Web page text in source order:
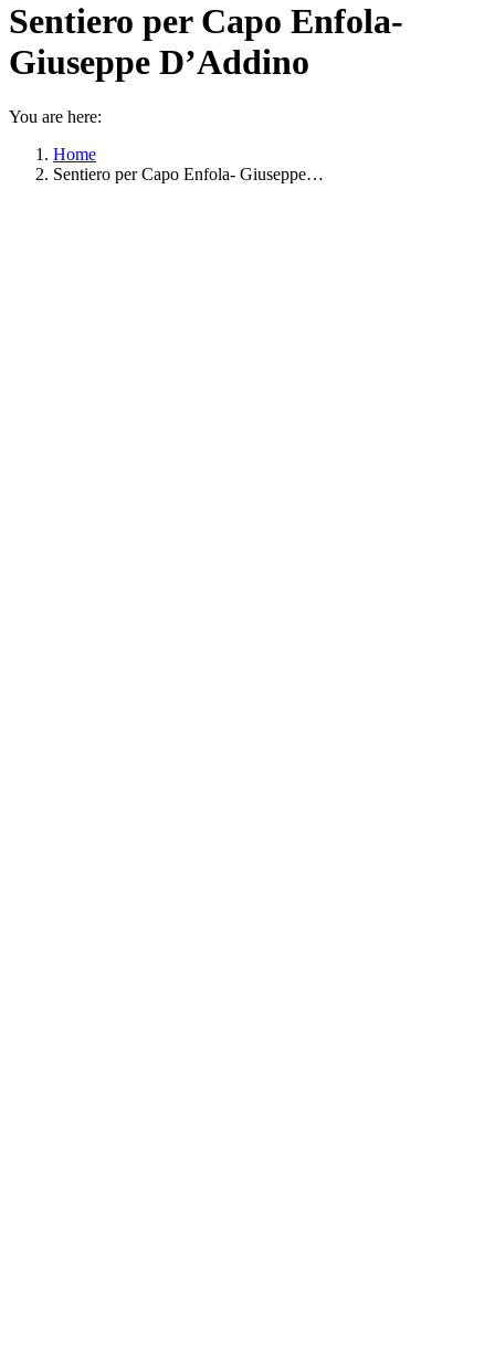
Sentiero per Capo Enfola-
Giuseppe D’Addino
You are here:
Home
Sentiero per Capo Enfola- Giuseppe…